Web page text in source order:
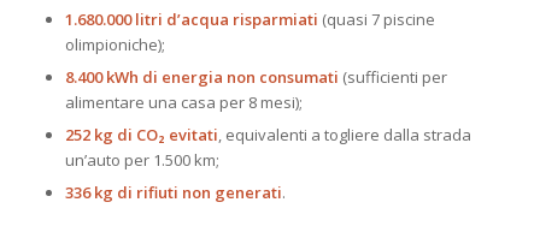
1.680.000 litri d’acqua risparmiati (quasi 7 piscine
olimpioniche);
8.400 kWh di energia non consumati (sufficienti per
alimentare una casa per 8 mesi);
252 kg di CO₂ evitati, equivalenti a togliere dalla strada
un’auto per 1.500 km;
336 kg di rifiuti non generati.